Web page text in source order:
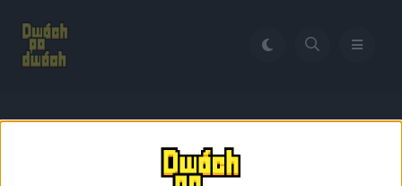
Nowe tarcze w Gear S